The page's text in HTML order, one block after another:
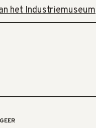
het Industriemuseum